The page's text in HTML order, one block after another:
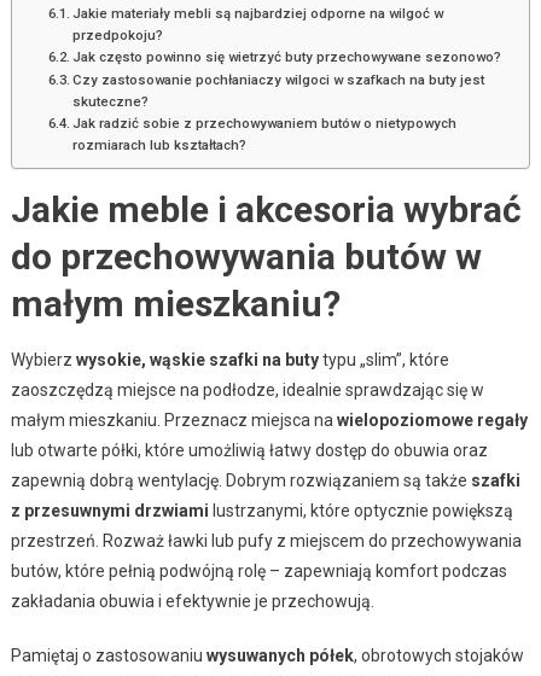
Jakie materiały mebli są najbardziej odporne na wilgoć w
przedpokoju?
Jak często powinno się wietrzyć buty przechowywane sezonowo?
Czy zastosowanie pochłaniaczy wilgoci w szafkach na buty jest
skuteczne?
Jak radzić sobie z przechowywaniem butów o nietypowych
rozmiarach lub kształtach?
Jakie meble i akcesoria wybrać
do przechowywania butów w
małym mieszkaniu?
Wybierz wysokie, wąskie szafki na butytypu „slim”, które
zaoszczędzą miejsce na podłodze, idealnie sprawdzając się w
małym mieszkaniu. Przeznacz miejsca na wielopoziomowe regały
lub otwarte półki, które umożliwią łatwy dostęp do obuwia oraz
zapewnią dobrą wentylację. Dobrym rozwiązaniem są także szafki
z przesuwnymi drzwiami lustrzanymi, które optycznie powiększą
przestrzeń. Rozważ ławki lub pufy z miejscem do przechowywania
butów, które pełnią podwójną rolę – zapewniają komfort podczas
zakładania obuwia i efektywnie je przechowują.
Pamiętaj o zastosowaniu wysuwanych półek, obrotowych stojaków